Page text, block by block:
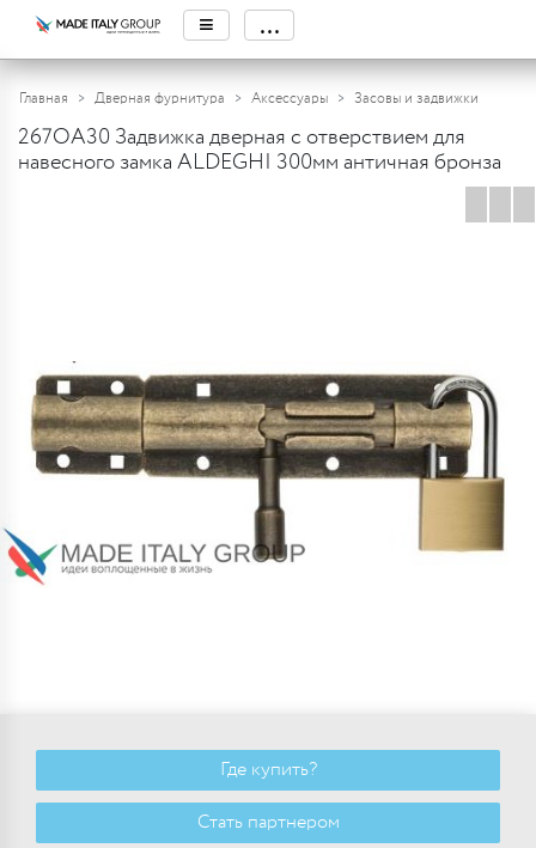
≡ ...
Главная Дверная фурнитура Аксессуары Засовы и задвижки
267OA30 Задвижка дверная с отверствием для
навесного замка ALDEGHI 300мм античная бронза
Где купить?
Стать партнером